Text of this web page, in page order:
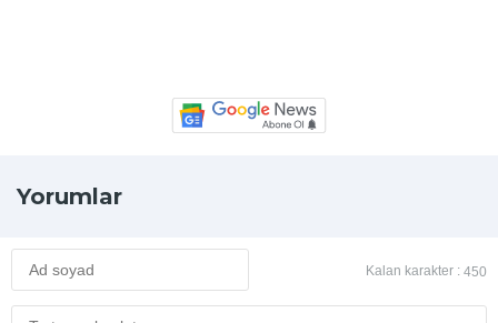
Yorumlar
Kalan karakter : 450